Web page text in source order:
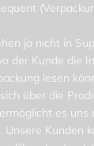
ja nicht in
der Kunde die
lesen
über die
es uns
Unsere Kunden